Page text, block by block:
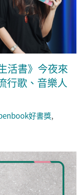
活書》今夜來
行歌、音樂人
好書獎,